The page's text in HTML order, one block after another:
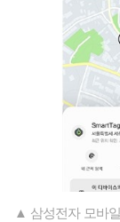
▲ 삼성전자 모바